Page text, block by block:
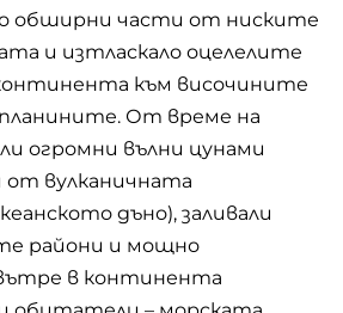
обширни части от ниските
и изтласкало оцелелите
към височините
От време на
огромни вълни цунами
от вулканичната
дъно), заливали
райони и мощно
в континента